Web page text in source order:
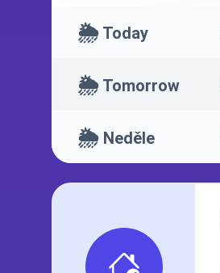
🌦️ Today
🌦️ Tomorrow
🌦️ Neděle